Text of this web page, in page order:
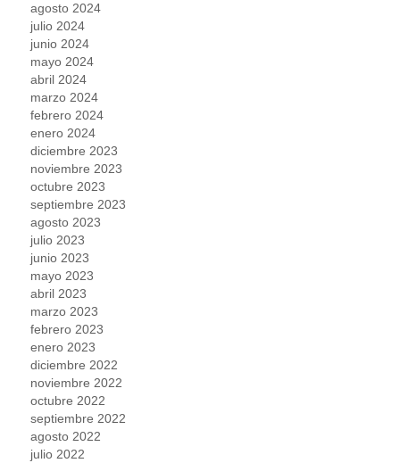
agosto 2024
julio 2024
junio 2024
mayo 2024
abril 2024
marzo 2024
febrero 2024
enero 2024
diciembre 2023
noviembre 2023
octubre 2023
septiembre 2023
agosto 2023
julio 2023
junio 2023
mayo 2023
abril 2023
marzo 2023
febrero 2023
enero 2023
diciembre 2022
noviembre 2022
octubre 2022
septiembre 2022
agosto 2022
julio 2022